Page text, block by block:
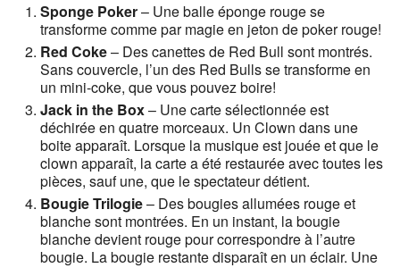
Sponge Poker– Une balle éponge rouge se
transforme comme par magie en jeton de poker rouge!
Red Coke– Des canettes de Red Bull sont montrés.
Sans couvercle, l’un des Red Bulls se transforme en
un mini-coke, que vous pouvez boire!
Jack in the Box– Une carte sélectionnée est
déchirée en quatre morceaux. Un Clown dans une
boite apparaît. Lorsque la musique est jouée et que le
clown apparaît, la carte a été restaurée avec toutes les
pièces, sauf une, que le spectateur détient.
Bougie Trilogie– Des bougies allumées rouge et
blanche sont montrées. En un instant, la bougie
blanche devient rouge pour correspondre à l’autre
bougie. La bougie restante disparaît en un éclair. Une